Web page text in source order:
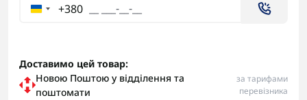
+380
Доставимо цей товар:
Новою Поштою у відділення та
поштомати
за тарифами
перевізника